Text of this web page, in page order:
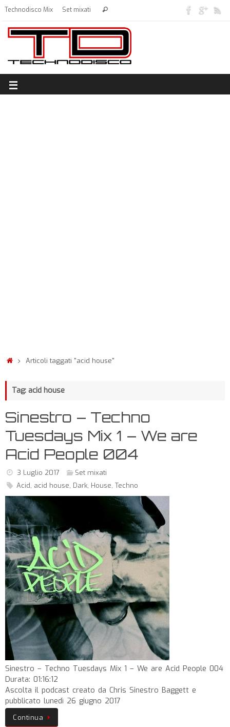
Technodisco Mix Set mixati
Articoli taggati "acid house"
Tag: acid house
Sinestro – Techno
Tuesdays Mix 1 – We are
Acid People 004
3 Luglio 2017
Set mixati
Acid, acid house, Dark, House, Techno
Sinestro – Techno Tuesdays Mix 1 – We are Acid People 004
Durata: 01:16:12
Ascolta il podcast creato da Chris Sinestro Baggett e
pubblicato lunedì 26 giugno 2017
Continua